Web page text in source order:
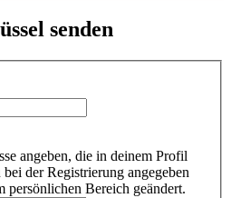
senden
angeben, die in deinem Profil
der Registrierung angegeben
persönlichen Bereich geändert.